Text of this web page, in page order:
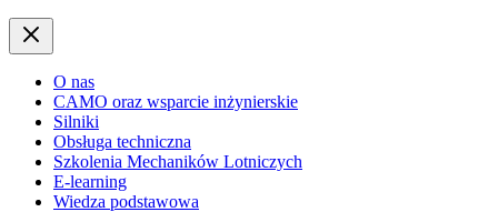
O nas
CAMO oraz wsparcie inżynierskie
Silniki
Obsługa techniczna
Szkolenia Mechaników Lotniczych
E-learning
Wiedza podstawowa